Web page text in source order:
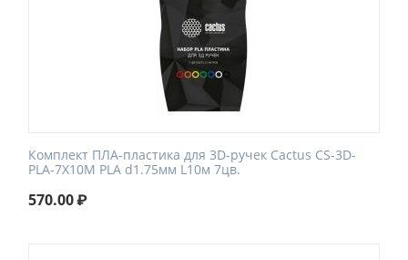
Комплект ПЛА-пластика для 3D-ручек Cactus CS-3D-
PLA-7X10M PLA d1.75мм L10м 7цв.
570.00₽